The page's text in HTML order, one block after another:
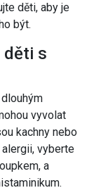
děti, aby je
být.
děti s
vyvolat
kachny nebo
vyberte
a